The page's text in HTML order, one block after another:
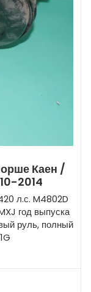
Каен /
2014
л.с. M4802D
год выпуска
руль, полный